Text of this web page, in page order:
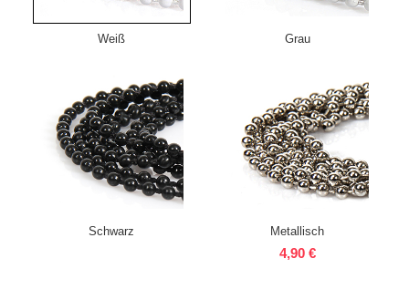
Weiß Grau
Schwarz Metallisch
4,90 €